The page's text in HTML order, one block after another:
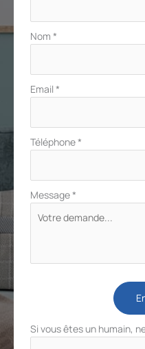
Nom *
Email *
Téléphone*
Message*
Si vous êtes un humain,